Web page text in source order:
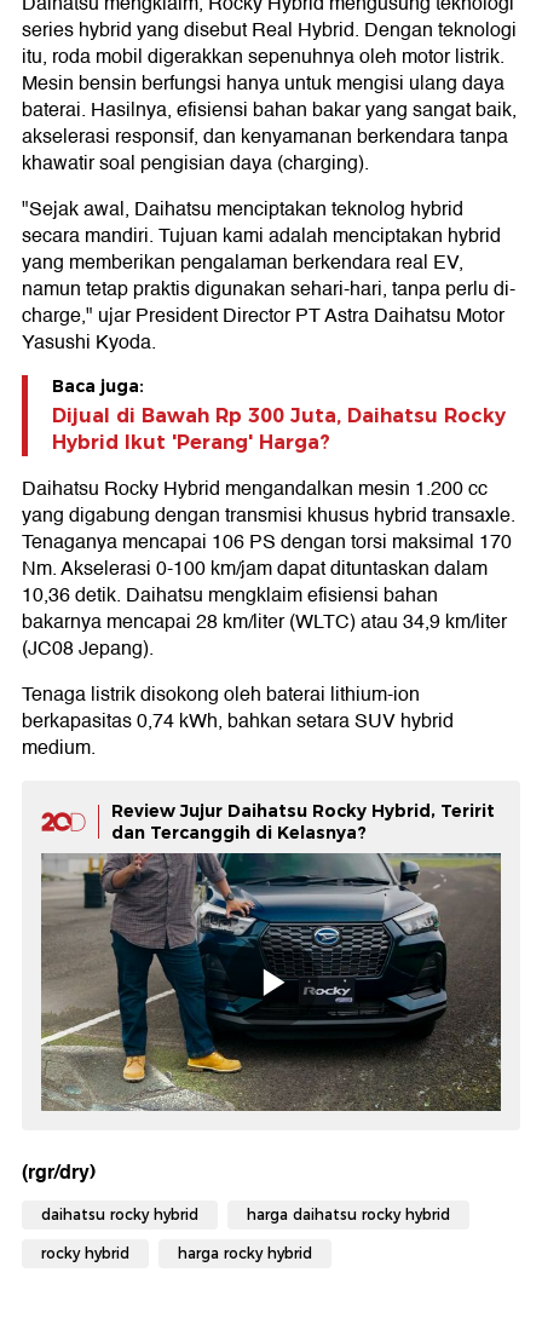
series hybrid yang disebut Real Hybrid. Dengan teknologi
itu, roda mobil digerakkan sepenuhnya oleh motor listrik.
Mesin bensin berfungsi hanya untuk mengisi ulang daya
baterai. Hasilnya, efisiensi bahan bakar yang sangat baik,
akselerasi responsif, dan kenyamanan berkendara tanpa
khawatir soal pengisian daya (charging).
"Sejak awal, Daihatsu menciptakan teknolog hybrid
secara mandiri. Tujuan kami adalah menciptakan hybrid
yang memberikan pengalaman berkendara real EV,
namun tetap praktis digunakan sehari-hari, tanpa perlu di-
charge," ujar President Director PT Astra Daihatsu Motor
Yasushi Kyoda.
Baca juga:
Dijual di Bawah Rp 300 Juta, Daihatsu Rocky
Hybrid Ikut 'Perang' Harga?
Daihatsu Rocky Hybrid mengandalkan mesin 1.200 cc
yang digabung dengan transmisi khusus hybrid transaxle.
Tenaganya mencapai 106 PS dengan torsi maksimal 170
Nm. Akselerasi 0-100 km/jam dapat dituntaskan dalam
10,36 detik. Daihatsu mengklaim efisiensi bahan
bakarnya mencapai 28 km/liter (WLTC) atau 34,9 km/liter
(JC08 Jepang).
Tenaga listrik disokong oleh baterai lithium-ion
berkapasitas 0,74 kWh, bahkan setara SUV hybrid
medium.
Review Jujur Daihatsu Rocky Hybrid, Teririt
dan Tercanggih di Kelasnya?
(rgr/dry)
daihatsu rocky hybrid harga daihatsu rocky hybrid
rocky hybrid harga rocky hybrid